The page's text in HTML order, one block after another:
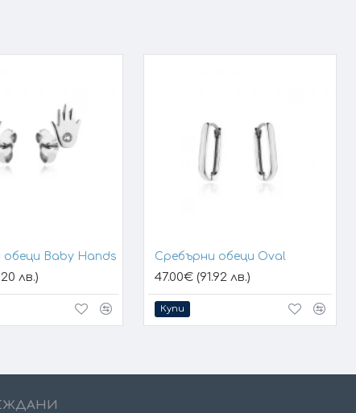
обеци Baby Hands
лв.)
Сребърни обеци Oval
47.00€ (91.92 лв.)
Купи